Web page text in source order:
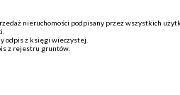
nieruchomości podpisany przez wszystkich
odpis z księgi wieczystej.
z rejestru gruntów.